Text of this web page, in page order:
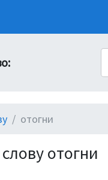
отогни
отогни